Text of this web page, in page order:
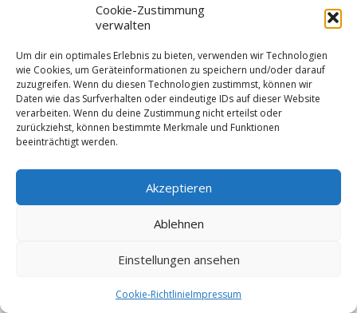
Cookie-Zustimmung
verwalten
Um dir ein optimales Erlebnis zu bieten, verwenden wir Technologien
wie Cookies, um Geräteinformationen zu speichern und/oder darauf
zuzugreifen. Wenn du diesen Technologien zustimmst, können wir
Daten wie das Surfverhalten oder eindeutige IDs auf dieser Website
verarbeiten. Wenn du deine Zustimmung nicht erteilst oder
zurückziehst, können bestimmte Merkmale und Funktionen
beeinträchtigt werden.
Akzeptieren
Ablehnen
Einstellungen ansehen
Cookie-RichtlinieImpressum
Leaflet| ©OpenStreetMapcontributors
https://www.manage2sail.com/de-DE/event/2ac2f8c2-
8a69-4d12-93d1-3db0829655c2#!/
© 2026 VSW Segeln -Impressum